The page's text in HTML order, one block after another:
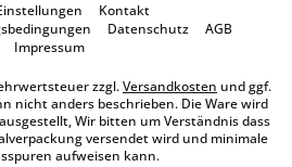
Kontakt
Datenschutz
AGB
Impressum
zzgl.Versandkosten und ggf.
nicht anders beschrieben. Die Ware wird
Wir bitten um Verständnis dass
versendet wird und minimale
aufweisen kann.